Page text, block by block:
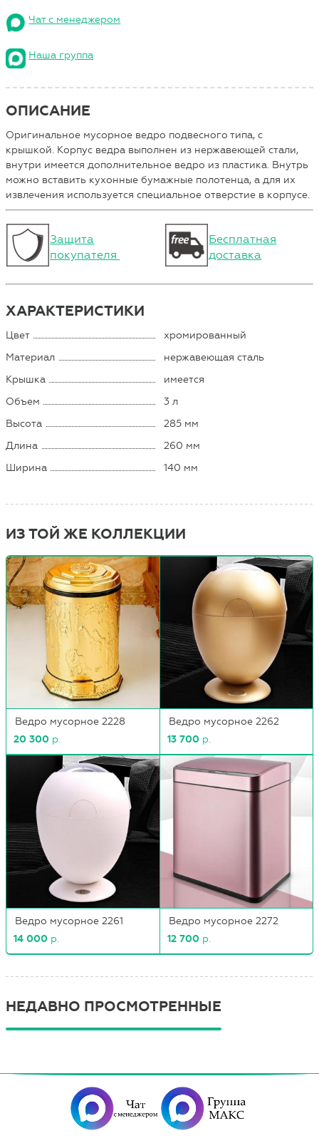
Чат с менеджером
Наша группа
ОПИСАНИЕ
Оригинальное мусорное ведро подвесного типа, с
крышкой. Корпус ведра выполнен из нержавеющей стали,
внутри имеется дополнительное ведро из пластика. Внутрь
можно вставить кухонные бумажные полотенца, а для их
извлечения используется специальное отверстие в корпусе.
Защита
покупателя
Бесплатная
доставка
ХАРАКТЕРИСТИКИ
Цвет
хромированный
Материал
нержавеющая сталь
Крышка
имеется
Объем
3 л
Высота
285 мм
Длина
260 мм
Ширина
140 мм
ИЗ ТОЙ ЖЕ КОЛЛЕКЦИИ
Ведро мусорное 2228
20 300 р.
Ведро мусорное 2262
13 700 р.
Ведро мусорное 2261
14 000 р.
Ведро мусорное 2272
12 700 р.
НЕДАВНО ПРОСМОТРЕННЫЕ